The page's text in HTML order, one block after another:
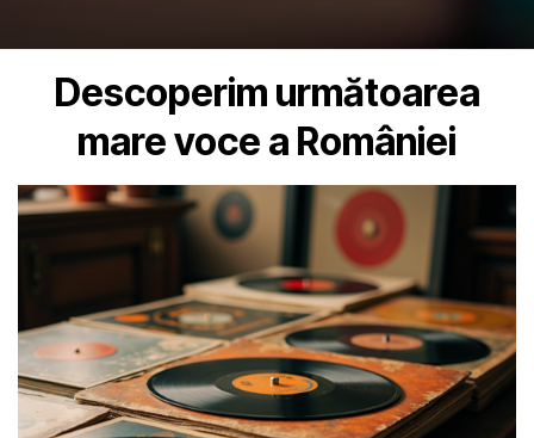
Descoperim următoarea
mare voce a României